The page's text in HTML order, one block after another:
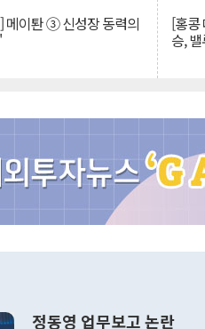
메이퇀 ③ 신성장 동력의 [홍콩
승,
정동영 업무보고 논란